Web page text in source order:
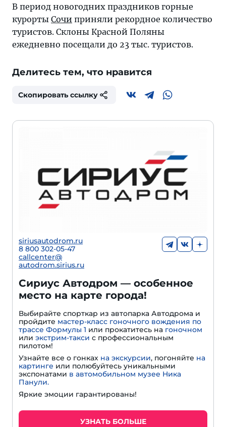
В период новогодних праздников горные
курорты Сочи приняли рекордное количество
туристов. Склоны Красной Поляны
ежедневно посещали до 23 тыс. туристов.
Делитесь тем, что нравится
Скопировать ссылку
siriusautodrom.ru
8 800 302-05-47
callcenter@
autodrom.sirius.ru
Сириус Автодром — особенное
место на карте города!
Выбирайте спорткар из автопарка Автодрома и
пройдите мастер-класс гоночного вождения по
трассе Формулы 1 или прокатитесь на гоночном
или экстрим-такси с профессиональным
пилотом!
Узнайте все о гонках на экскурсии, погоняйте на
картинге или полюбуйтесь уникальными
экспонатами в автомобильном музее Ника
Панули.
Яркие эмоции гарантированы!
УЗНАТЬ БОЛЬШЕ